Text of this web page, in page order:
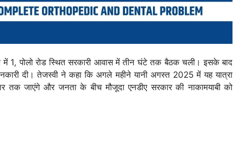
में 1, पोलो रोड स्थित सरकारी आवास में तीन घंटे तक बैठक चली। इसके बाद
दी। तेजस्वी ने कहा कि अगले महीने यानी अगस्त 2025 में यह यात्रा
तक जाएंगे और जनता के बीच मौजूदा एनडीए सरकार की नाकामयाबी को